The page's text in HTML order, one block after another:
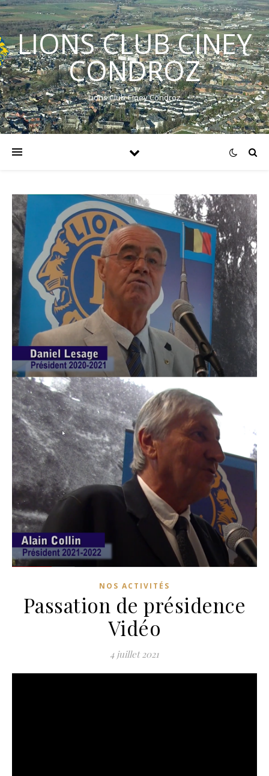
LIONS CLUB CINEY
CONDROZ
Lions Club Ciney Condroz
NOS ACTIVITÉS
Passation de présidence
Vidéo
4 juillet 2021